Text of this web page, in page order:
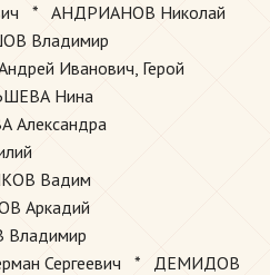
* АНДРИАНОВ Николай
Владимир
Иванович, Герой
Нина
Вадим
Аркадий
Владимир
Сергеевич * ДЕМИДОВ